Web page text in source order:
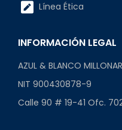
Línea Ética
INFORMACIÓN LEGAL
AZUL & BLANCO
NIT 900430878-9
Calle 90 # 19-41 Ofc.